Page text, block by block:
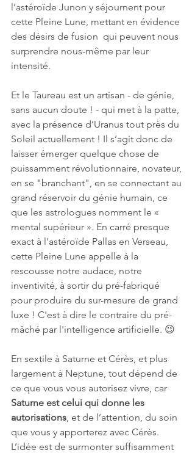
l’astéroïde Junon y séjournent pour
cette Pleine Lune, mettant en évidence
des désirs de fusion  qui peuvent nous
surprendre nous-même par leur
intensité.
Et le Taureau est un artisan - de génie,
sans aucun doute ! - qui met à la patte,
avec la présence d’Uranus tout près du
Soleil actuellement ! Il s’agit donc de
laisser émerger quelque chose de
puissamment révolutionnaire, novateur,
en se "branchant", en se connectant au
grand réservoir du génie humain, ce
que les astrologues nomment le «
mental supérieur ». En carré presque
exact à l'astéroïde Pallas en Verseau,
cette Pleine Lune appelle à la
rescousse notre audace, notre
inventivité, à sortir du pré-fabriqué
pour produire du sur-mesure de grand
luxe ! C'est à dire le contraire du pré-
mâché par l'intelligence artificielle. 😉
En sextile à Saturne et Cérès, et plus
largement à Neptune, tout dépend de
ce que vous vous autorisez vivre, car
Saturne est celui qui donne les
autorisations , et de l’attention, du soin
que vous y apporterez avec Cérès.
L’idée est de surmonter suffisamment